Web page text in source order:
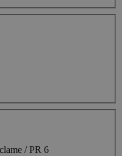
/ PR 6